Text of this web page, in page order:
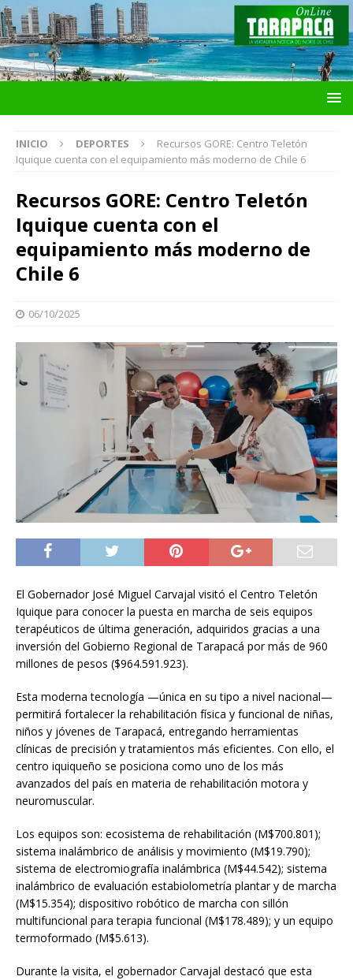
INICIO DEPORTES
Recursos GORE: Centro Teletón
Iquique cuenta con el equipamiento más moderno de Chile 6
Recursos GORE: Centro Teletón
Iquique cuenta con el
equipamiento más moderno de
Chile 6
06/10/2025
El Gobernador José Miguel Carvajal visitó el Centro Teletón
Iquique para conocer la puesta en marcha de seis equipos
terapéuticos de última generación, adquiridos gracias a una
inversión del Gobierno Regional de Tarapacá por más de 960
millones de pesos ($964.591.923).
Esta moderna tecnología —única en su tipo a nivel nacional—
permitirá fortalecer la rehabilitación física y funcional de niñas,
niños y jóvenes de Tarapacá, entregando herramientas
clínicas de precisión y tratamientos más eficientes. Con ello, el
centro iquiqueño se posiciona como uno de los más
avanzados del país en materia de rehabilitación motora y
neuromuscular.
Los equipos son: ecosistema de rehabilitación (M$700.801);
sistema inalámbrico de análisis y movimiento (M$19.790);
sistema de electromiografía inalámbrica (M$44.542); sistema
inalámbrico de evaluación estabiolometría plantar y de marcha
(M$15.354); dispositivo robótico de marcha con sillón
multifuncional para terapia funcional (M$178.489); y un equipo
termoformado (M$5.613).
Durante la visita, el gobernador Carvajal destacó que esta